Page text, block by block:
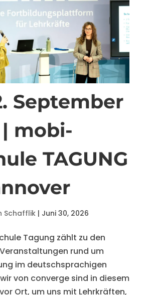
Sep­tem­ber
| mo­bi­
TA­GUNG
Schafflik| Juni 30, 2026
Tagung zählt zu den
rund um
im deutschsprachigen
von converge sind in diesem
Ort, um uns mit Lehrkräften,